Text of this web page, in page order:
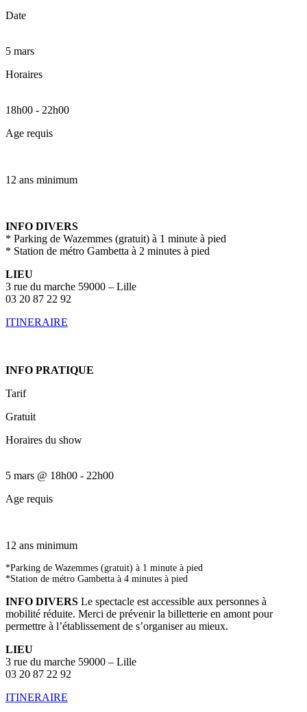
Date
5 mars
Horaires
18h00 - 22h00
Age requis
12 ans minimum
INFO DIVERS
* Parking de Wazemmes (gratuit) à 1 minute à pied
* Station de métro Gambetta à 2 minutes à pied
LIEU
3 rue du marche 59000 – Lille
03 20 87 22 92
ITINERAIRE
INFO PRATIQUE
Tarif
Gratuit
Horaires du show
5 mars @ 18h00 - 22h00
Age requis
12 ans minimum
*Parking de Wazemmes (gratuit) à 1 minute à pied
*Station de métro Gambetta à 4 minutes à pied
INFO DIVERS Le spectacle est accessible aux personnes à
mobilité réduite. Merci de prévenir la billetterie en amont pour
permettre à l’établissement de s’organiser au mieux.
LIEU
3 rue du marche 59000 – Lille
03 20 87 22 92
ITINERAIRE